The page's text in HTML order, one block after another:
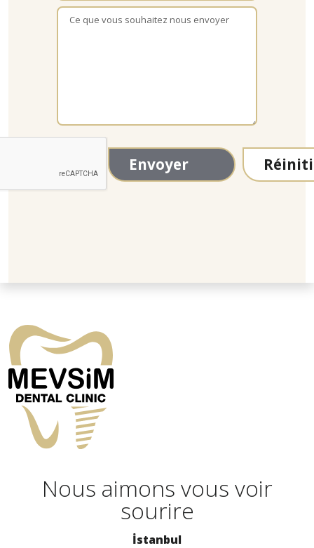
selected
Envoyer
Nous aimons vous voir
sourire
İstanbul